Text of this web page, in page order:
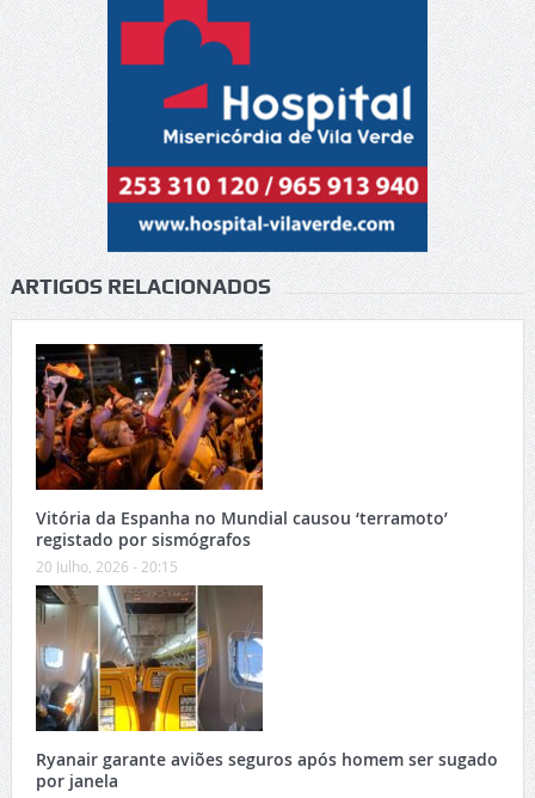
ARTIGOS RELACIONADOS
Vitória da Espanha no Mundial causou ‘terramoto’
registado por sismógrafos
20 Julho, 2026 - 20:15
Ryanair garante aviões seguros após homem ser sugado
por janela